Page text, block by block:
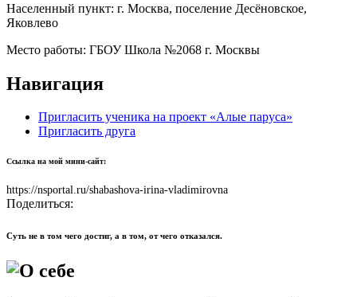
Населенный пункт: г. Москва, поселение Десёновское,
Яковлево
Место работы: ГБОУ Школа №2068 г. Москвы
Навигация
Пригласить ученика на проект «Алые паруса»
Пригласить друга
Ссылка на мой мини-сайт:
https://nsportal.ru/shabashova-irina-vladimirovna
Поделиться:
Суть не в том чего достиг, а в том, от чего отказался.
О себе